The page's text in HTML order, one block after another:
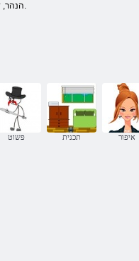
הנהר, דגים ואוספת בעצמים מים. ואם אתה רוצה, אתה יכול לבשל ביחד או קינוח לנסות כמה תלבושות.
פשוט תכנית איפור